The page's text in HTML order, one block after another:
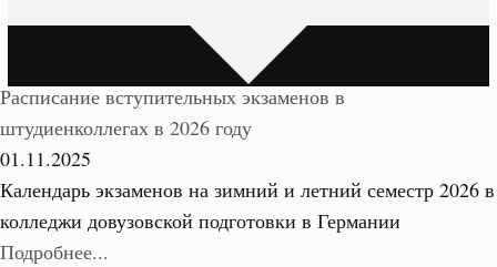
Расписание вступительных экзаменов в
штудиенколлегах в 2026 году
01.11.2025
Календарь экзаменов на зимний и летний семестр 2026 в
колледжи довузовской подготовки в Германии
Подробнее...